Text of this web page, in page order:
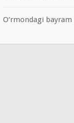
O‘rmondagi bayram